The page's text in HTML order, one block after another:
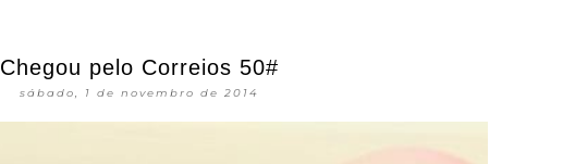
Chegou pelo Correios 50#
sábado, 1 de novembro de 2014